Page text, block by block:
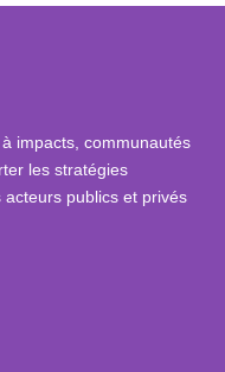
impacts, communautés
les stratégies
acteurs publics et privés